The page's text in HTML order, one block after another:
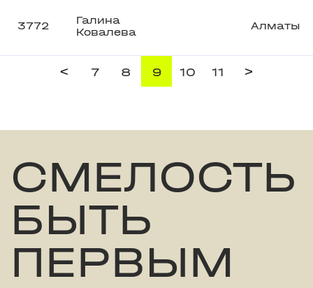
3772
Галина
Ковалева
Алматы
< 7 8 9 10 11 >
СМЕЛОСТЬ
БЫТЬ
ПЕРВЫМ